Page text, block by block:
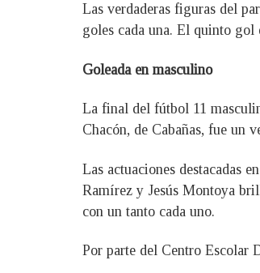
Las verdaderas figuras del
goles cada una. El quinto gol
Goleada en masculino
La final del fútbol 11
Chacón, de Cabañas, fue un
Las actuaciones destacadas
Ramírez y Jesús Montoya
con un tanto cada uno.
Por parte del Centro Escolar